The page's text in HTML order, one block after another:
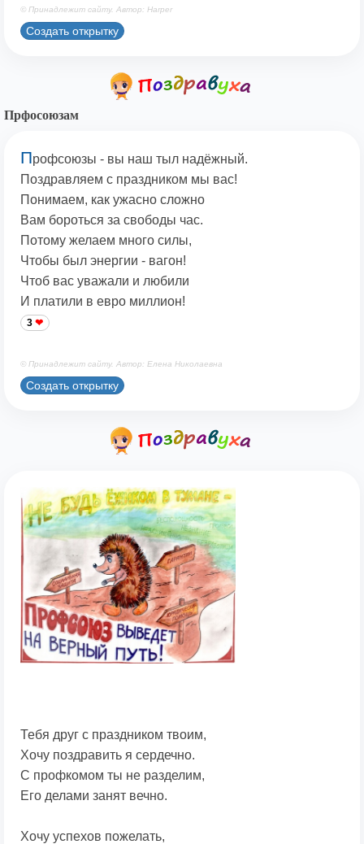
© Принадлежит сайту. Автор: Harper
Создать открытку
Прфосоюзам
Профсоюзы - вы наш тыл надёжный.
Поздравляем с праздником мы вас!
Понимаем, как ужасно сложно
Вам бороться за свободы час.
Потому желаем много силы,
Чтобы был энергии - вагон!
Чтоб вас уважали и любили
И платили в евро миллион!
3
© Принадлежит сайту. Автор: Елена Николаевна
Создать открытку
Тебя друг с праздником твоим,
Хочу поздравить я сердечно.
С профкомом ты не разделим,
Его делами занят вечно.
Хочу успехов пожелать,